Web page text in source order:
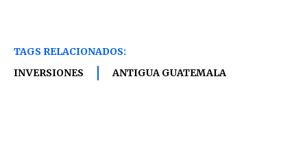
TAGS RELACIONADOS:
INVERSIONES
ANTIGUA GUATEMALA